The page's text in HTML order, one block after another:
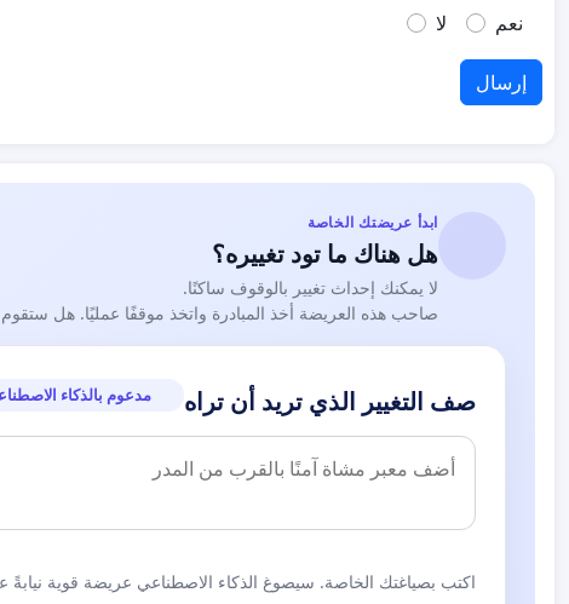
نعم
لا
إرسال
ابدأ عريضتك الخاصة
هل هناك ما تود تغييره؟
لا يمكنك إحداث تغيير بالوقوف ساكنًا.
صاحب هذه العريضة أخذ المبادرة واتخذ موقفًا عمليًا. هل ستقوم
صف التغيير الذي تريد أن تراه مدعوم بالذكاء
اكتب بصياغتك الخاصة. سيصوغ الذكاء الاصطناعي عريضة قوية نيابةً